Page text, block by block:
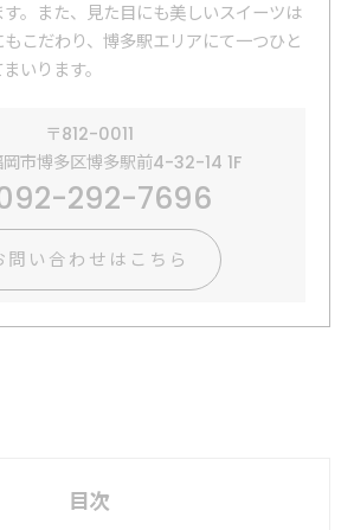
。​また、見た目にも美しいスイーツは
こだわり、博多駅エリアにて一つひと
いります。
〒812-0011
岡市博多区博多駅前4-32-14 1F
292-7696
問い合わせはこちら
目次